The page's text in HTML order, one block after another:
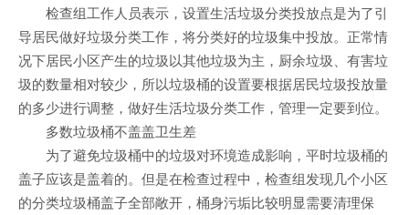
检查组工作人员表示，设置生活垃圾分类投放点是为了引
导居民做好垃圾分类工作，将分类好的垃圾集中投放。正常情
况下居民小区产生的垃圾以其他垃圾为主，厨余垃圾、有害垃
圾的数量相对较少，所以垃圾桶的设置要根据居民垃圾投放量
的多少进行调整，做好生活垃圾分类工作，管理一定要到位。
多数垃圾桶不盖盖卫生差
为了避免垃圾桶中的垃圾对环境造成影响，平时垃圾桶的
盖子应该是盖着的。但是在检查过程中，检查组发现几个小区
的分类垃圾桶盖子全部敞开，桶身污垢比较明显需要清理保